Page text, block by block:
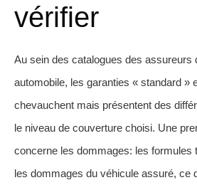
vérifier
Au sein des catalogues des assureurs
automobile, les garanties « standard »
chevauchent mais présentent des
le niveau de couverture choisi. Une
concerne les dommages: les formules
les dommages du véhicule assuré, ce